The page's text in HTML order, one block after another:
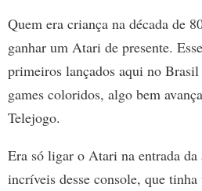
Quem era criança na década de
ganhar um Atari de presente.
primeiros lançados aqui no
games coloridos, algo bem
Telejogo.
Era só ligar o Atari na entrada
incríveis desse console, que